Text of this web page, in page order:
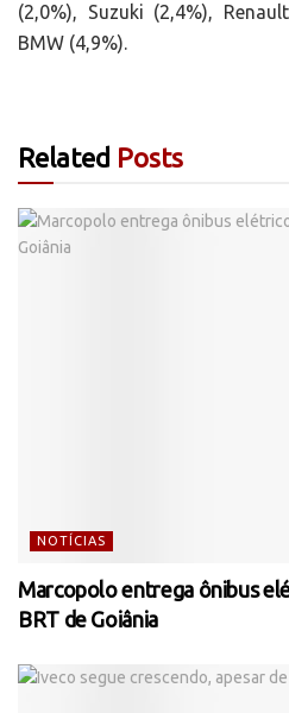
(2,0%), Suzuki (2,4%),
BMW (4,9%).
Related Posts
NOTÍCIAS
Marcopolo entrega ônibus
BRT de Goiânia